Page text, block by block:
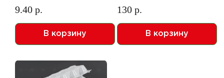
9.40 р.
В корзину
130 р.
В корзину